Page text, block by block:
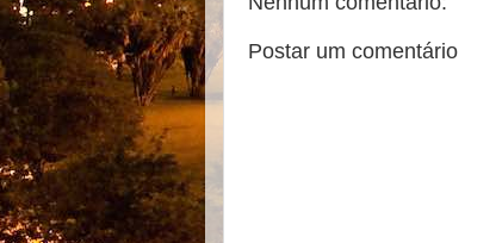
Postar um comentário